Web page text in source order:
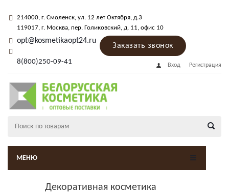
214000, г. Смоленск, ул. 12 лет Октября, д.3
119017, г. Москва, пер. Голиковский, д. 11, офис 10
opt@kosmetikaopt24.ru
8(800)250-09-41
Заказать звонок
Вход Регистрация
МЕНЮ
Декоративная косметика